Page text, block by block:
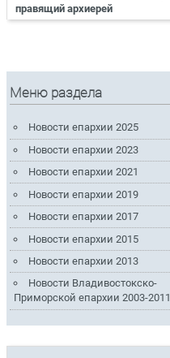
правящий архиерей
Меню раздела
Новости епархии 2025
Новости епархии 2023
Новости епархии 2021
Новости епархии 2019
Новости епархии 2017
Новости епархии 2015
Новости епархии 2013
Новости Владивостокско-
Приморской епархии 2003-2011